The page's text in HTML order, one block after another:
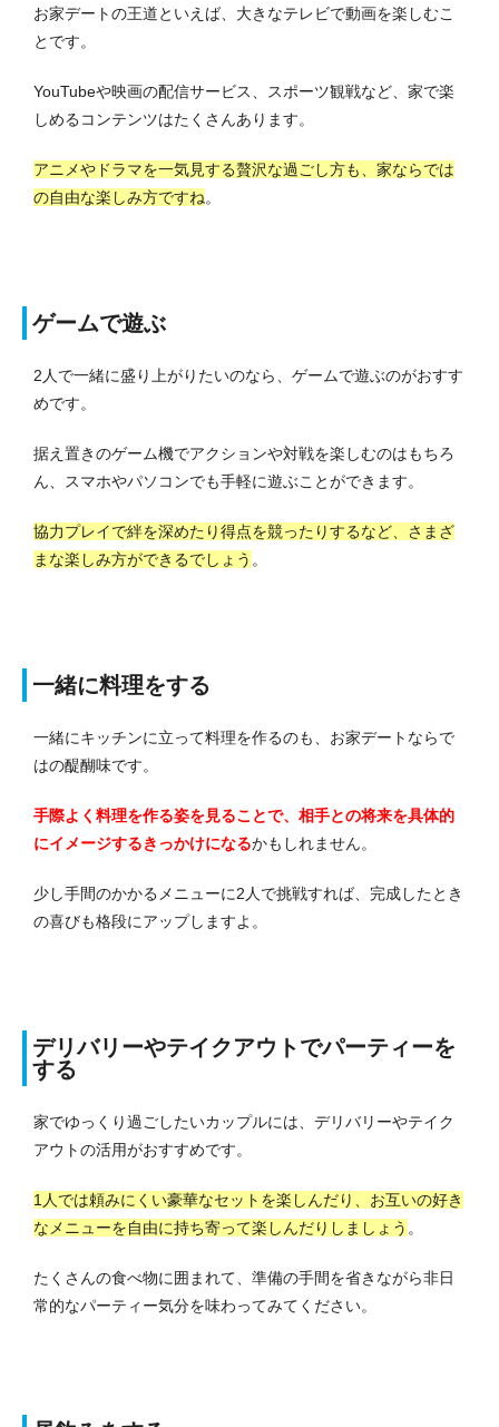
お家デートの王道といえば、大きなテレビで動画を楽しむこ
とです。
YouTubeや映画の配信サービス、スポーツ観戦など、家で楽
しめるコンテンツはたくさんあります。
アニメやドラマを一気見する贅沢な過ごし方も、家ならでは
の自由な楽しみ方ですね。
ゲームで遊ぶ
2人で一緒に盛り上がりたいのなら、ゲームで遊ぶのがおすす
めです。
据え置きのゲーム機でアクションや対戦を楽しむのはもちろ
ん、スマホやパソコンでも手軽に遊ぶことができます。
協力プレイで絆を深めたり得点を競ったりするなど、さまざ
まな楽しみ方ができるでしょう 。
一緒に料理をする
一緒にキッチンに立って料理を作るのも、お家デートならで
はの醍醐味です。
手際よく料理を作る姿を見ることで、相手との将来を具体的
にイメージするきっかけになるかもしれません。
少し手間のかかるメニューに2人で挑戦すれば、完成したとき
の喜びも格段にアップしますよ。
デリバリーやテイクアウトでパーティーを
する
家でゆっくり過ごしたいカップルには、デリバリーやテイク
アウトの活用がおすすめです。
1人では頼みにくい豪華なセットを楽しんだり、お互いの好き
なメニューを自由に持ち寄って楽しんだりしましょう 。
たくさんの食べ物に囲まれて、準備の手間を省きながら非日
常的なパーティー気分を味わってみてください。